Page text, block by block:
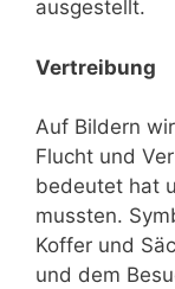
ausgestellt.
Vertreibung
Auf Bildern
Flucht und
bedeutet hat
mussten.
Koffer und
und dem